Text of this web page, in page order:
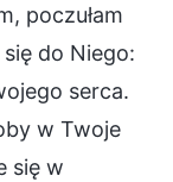
poczułam
się do Niego:
serca.
w Twoje
się w